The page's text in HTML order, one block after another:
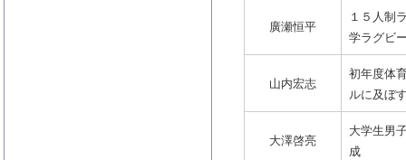
廣瀬恒平
１５人制
学ラグビ
山内宏志
初年度体
ルに及ぼ
大澤啓亮
大学生男
成